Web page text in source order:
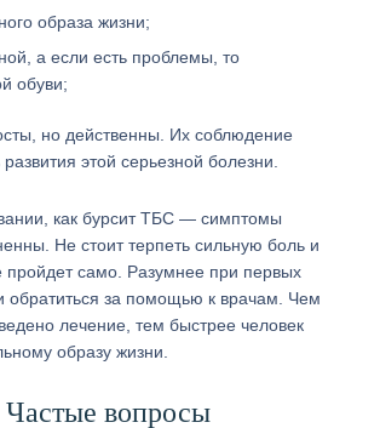
образа жизни;
а если есть проблемы, то
обуви;
но действенны. Их соблюдение
этой серьезной болезни.
как бурсит ТБС — симптомы
Не стоит терпеть сильную боль и
пройдет само. Разумнее при первых
обратиться за помощью к врачам. Чем
лечение, тем быстрее человек
образу жизни.
Частые вопросы